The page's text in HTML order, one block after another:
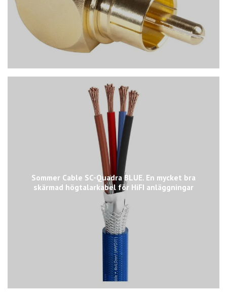
Sommer Cable SC-Quadra BLUE. En mycket bra
skärmad högtalarkabel för HiFI anläggningar